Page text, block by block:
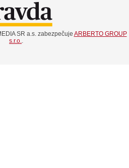
SR a.s. zabezpečuje ARBERTO GROUP
s.r.o..